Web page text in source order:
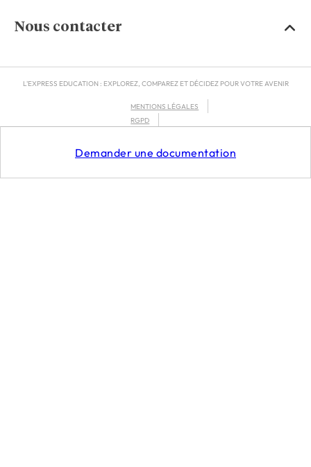
Demander une documentation
Nous contacter
L'EXPRESS EDUCATION : EXPLOREZ, COMPAREZ ET DÉCIDEZ POUR VOTRE AVENIR
MENTIONS LÉGALES
RGPD